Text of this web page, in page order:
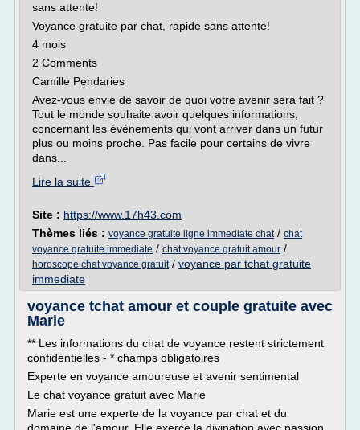
sans attente!
Voyance gratuite par chat, rapide sans attente!
4 mois
2 Comments
Camille Pendaries
Avez-vous envie de savoir de quoi votre avenir sera fait ?
Tout le monde souhaite avoir quelques informations,
concernant les évènements qui vont arriver dans un futur
plus ou moins proche. Pas facile pour certains de vivre
dans...
Lire la suite
Site : https://www.17h43.com
Thèmes liés : voyance gratuite ligne immediate chat/ chat
voyance gratuite immediate / chat voyance gratuit amour /
horoscope chat voyance gratuit/ voyance par tchat gratuite
immediate
voyance tchat amour et couple gratuite avec
Marie
** Les informations du chat de voyance restent strictement
confidentielles - * champs obligatoires
Experte en voyance amoureuse et avenir sentimental
Le chat voyance gratuit avec Marie
Marie est une experte de la voyance par chat et du